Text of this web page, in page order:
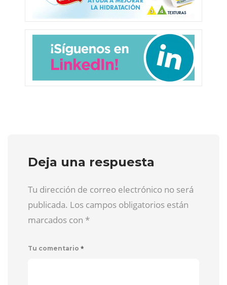
Deja una respuesta
Tu dirección de correo electrónico no será
publicada. Los campos obligatorios están
marcados con *
Tu comentario *